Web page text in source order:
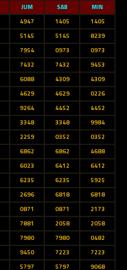
JUM SAB
MIN
4947 1405
1405
5145 5145
8239
7954 0973
0973
7432 7432
9453
6088 4309
4309
4629 4629
0226
9264 4452
4452
3348 3348
9984
2259 0352
0352
6862 6862
4688
6023 6412
6412
6235 6235
5925
2696 6818
6818
0871 0871
2173
7881 2058
2058
7980 7980
0482
9450 7223
7223
5797 5797 9068